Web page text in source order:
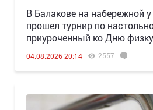
В Балакове на набережной
прошел турнир по
приуроченный ко Дню
04.08.2026 20:14 2557